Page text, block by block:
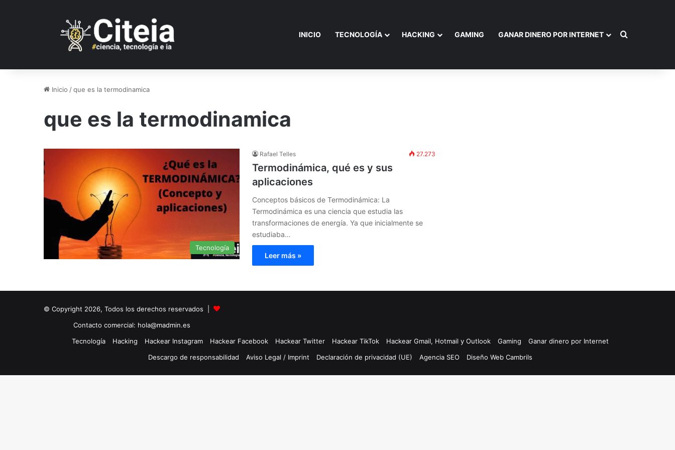
INICIO TECNOLOGÍA HACKING GAMING GANAR DINERO POR INTERNET Buscar por
Inicio /que es la termodinamica
que es la termodinamica
Tecnología
Rafael Telles 27.273
Termodinámica, qué es y sus
aplicaciones
Conceptos básicos de Termodinámica: La
Termodinámica es una ciencia que estudia las
transformaciones de energía. Ya que inicialmente se
estudiaba…
Leer más »
© Copyright 2026, Todos los derechos reservados |
Contacto comercial: hola@madmin.es
Tecnología
Hacking Hackear Instagram Hackear Facebook Hackear Twitter Hackear TikTok Hackear Gmail, Hotmail y Outlook Gaming
Ganar dinero por Internet
Descargo de responsabilidad
Aviso Legal / Imprint Declaración de privacidad (UE) Agencia SEO Diseño Web Cambrils